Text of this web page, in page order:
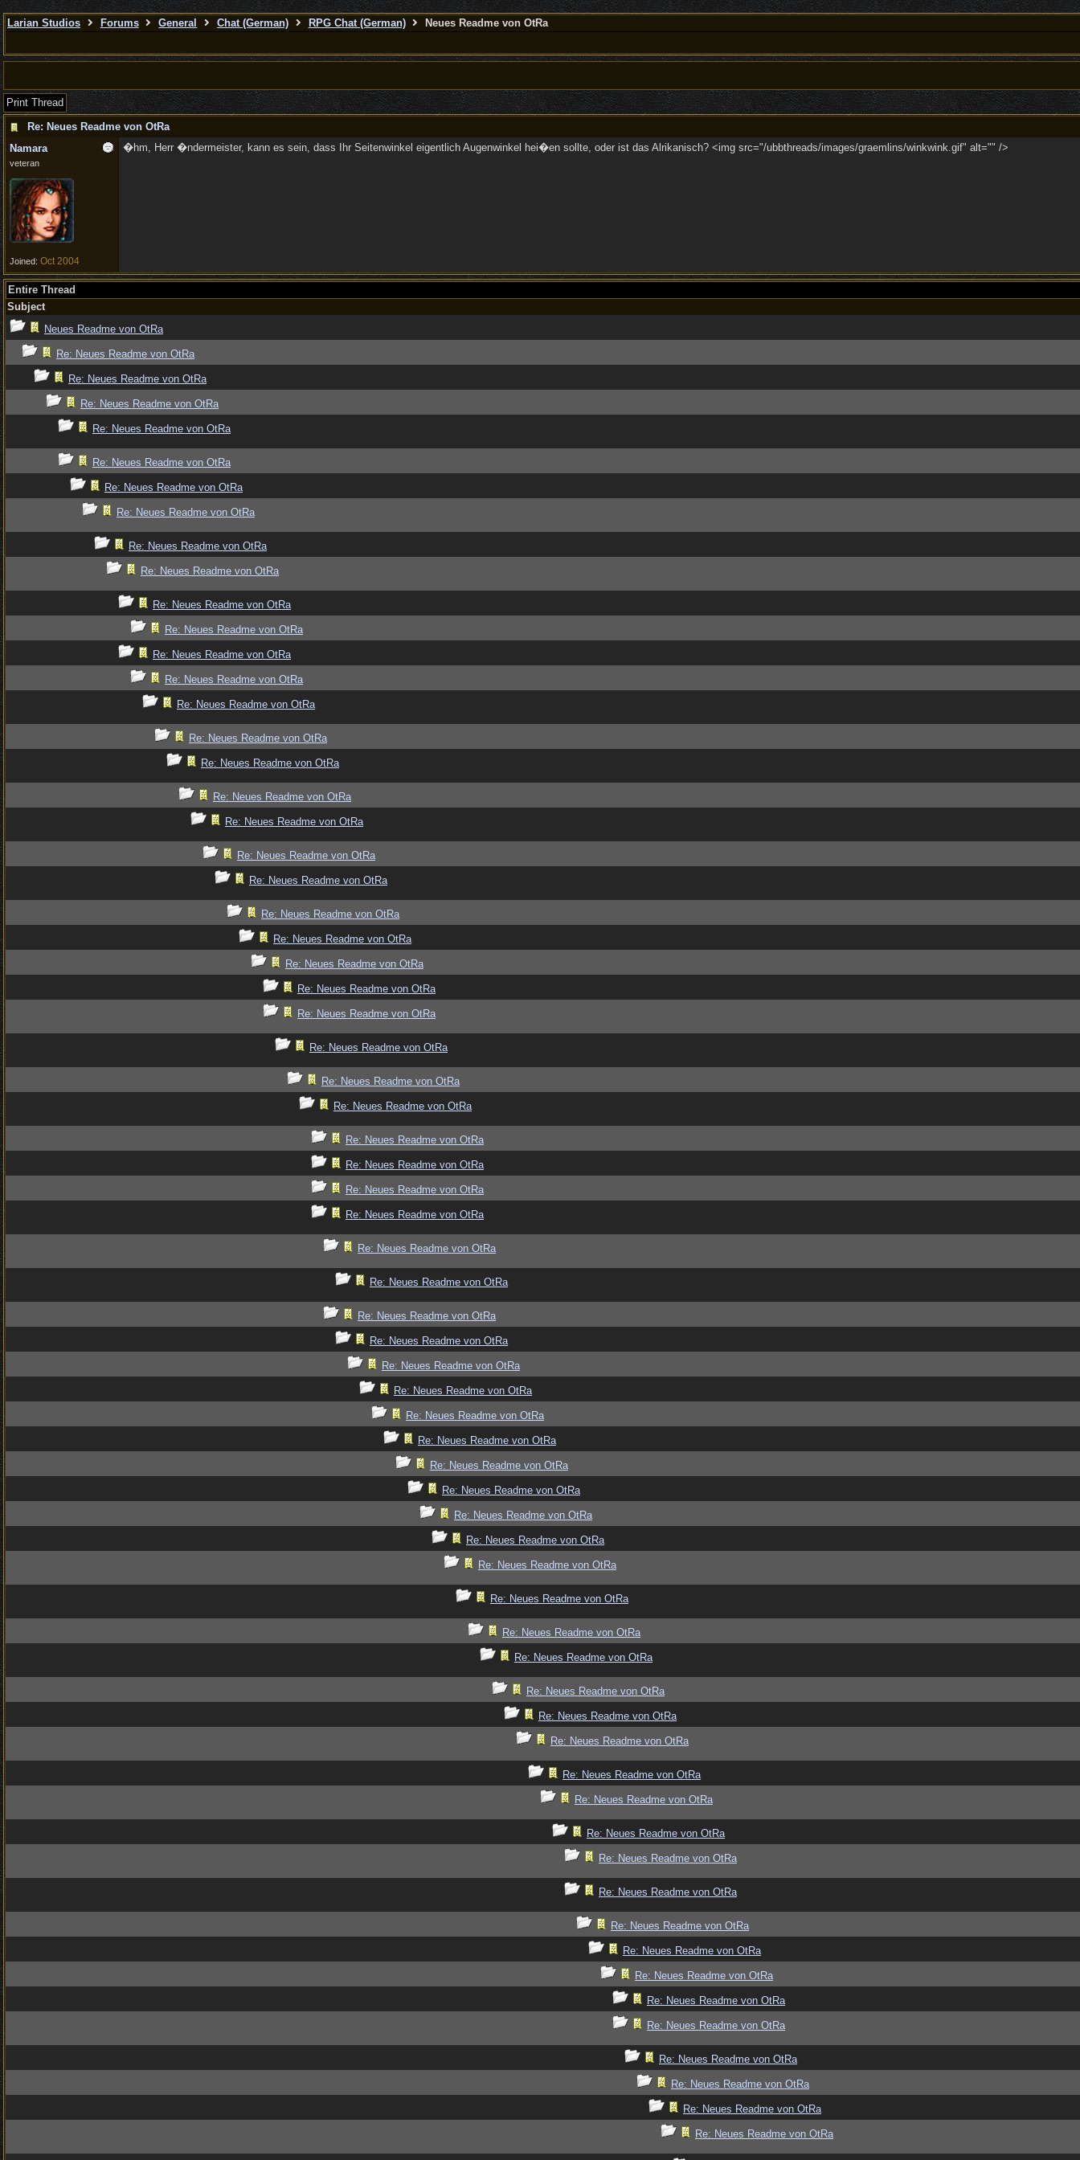
Larian Studios Forums General Chat (German) RPG Chat (German) Neues Readme von OtRa
Print Thread
Re: Neues Readme von OtRa
Namara
veteran
Joined: Oct 2004
�hm, Herr �ndermeister, kann es sein, dass Ihr Seitenwinkel eigentlich Augenwinkel hei�en sollte, oder ist das Alrikanisch? <img src="/ubbthreads/images/graemlins/winkwink.gif" alt="" />
Entire Thread
Subject
Neues Readme von OtRa
Re: Neues Readme von OtRa
Re: Neues Readme von OtRa
Re: Neues Readme von OtRa
Re: Neues Readme von OtRa
Re: Neues Readme von OtRa
Re: Neues Readme von OtRa
Re: Neues Readme von OtRa
Re: Neues Readme von OtRa
Re: Neues Readme von OtRa
Re: Neues Readme von OtRa
Re: Neues Readme von OtRa
Re: Neues Readme von OtRa
Re: Neues Readme von OtRa
Re: Neues Readme von OtRa
Re: Neues Readme von OtRa
Re: Neues Readme von OtRa
Re: Neues Readme von OtRa
Re: Neues Readme von OtRa
Re: Neues Readme von OtRa
Re: Neues Readme von OtRa
Re: Neues Readme von OtRa
Re: Neues Readme von OtRa
Re: Neues Readme von OtRa
Re: Neues Readme von OtRa
Re: Neues Readme von OtRa
Re: Neues Readme von OtRa
Re: Neues Readme von OtRa
Re: Neues Readme von OtRa
Re: Neues Readme von OtRa
Re: Neues Readme von OtRa
Re: Neues Readme von OtRa
Re: Neues Readme von OtRa
Re: Neues Readme von OtRa
Re: Neues Readme von OtRa
Re: Neues Readme von OtRa
Re: Neues Readme von OtRa
Re: Neues Readme von OtRa
Re: Neues Readme von OtRa
Re: Neues Readme von OtRa
Re: Neues Readme von OtRa
Re: Neues Readme von OtRa
Re: Neues Readme von OtRa
Re: Neues Readme von OtRa
Re: Neues Readme von OtRa
Re: Neues Readme von OtRa
Re: Neues Readme von OtRa
Re: Neues Readme von OtRa
Re: Neues Readme von OtRa
Re: Neues Readme von OtRa
Re: Neues Readme von OtRa
Re: Neues Readme von OtRa
Re: Neues Readme von OtRa
Re: Neues Readme von OtRa
Re: Neues Readme von OtRa
Re: Neues Readme von OtRa
Re: Neues Readme von OtRa
Re: Neues Readme von OtRa
Re: Neues Readme von OtRa
Re: Neues Readme von OtRa
Re: Neues Readme von OtRa
Re: Neues Readme von OtRa
Re: Neues Readme von OtRa
Re: Neues Readme von OtRa
Re: Neues Readme von OtRa
Re: Neues Readme von OtRa